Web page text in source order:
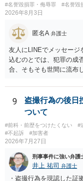
委任しないほうがよいと
事案で、断言すること自
の気持ちを理解した上で
士に予め費用の見積もり
#名誉毀損罪・侮辱罪
#名誉毀
2026年8月3日
匿名A 弁護士
友人にLINEでメッセージ
込むのとでは、犯罪の成
合、そもそも世間に流布
9
盗撮行為の後日
ついて
#前科・前歴をつけたくない #
#不起訴
#加害者
2026年7月27日
刑事事件に強い弁護
井上 祐司 弁護士
・盗撮行為を現認した証